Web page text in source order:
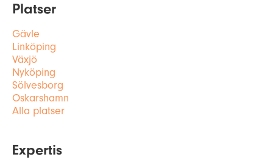
Platser
Gävle
Linköping
Växjö
Nyköping
Sölvesborg
Oskarshamn
Alla platser
Expertis